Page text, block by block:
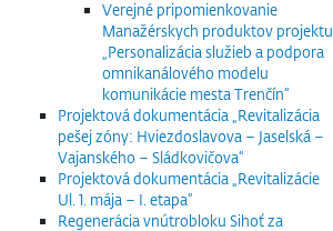
Verejné pripomienkovanie
Manažérskych produktov projektu
„Personalizácia služieb a podpora
omnikanálového modelu
komunikácie mesta Trenčín“
Projektová dokumentácia „Revitalizácia
pešej zóny: Hviezdoslavova – Jaselská –
Vajanského – Sládkovičova“
Projektová dokumentácia „Revitalizácie
Ul. 1. mája – I. etapa“
Regenerácia vnútrobloku Sihoť za